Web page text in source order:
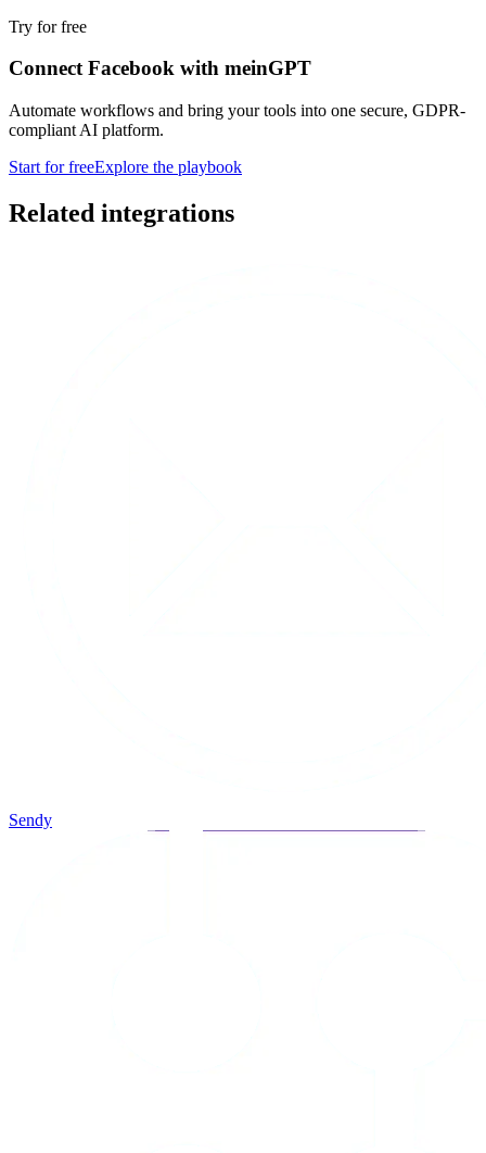
Try for free
Connect Facebook with meinGPT
Automate workflows and bring your tools into one secure, GDPR-
compliant AI platform.
Start for freeExplore the playbook
Related integrations
Sendy